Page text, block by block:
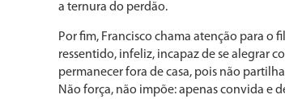
a ternura do perdão.
Por fim, Francisco chama atenção para o
ressentido, infeliz, incapaz de se alegrar
permanecer fora de casa, pois não
Não força, não impõe: apenas convida e